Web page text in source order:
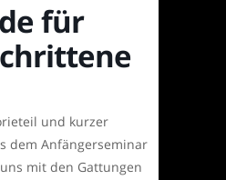
für
und kurzer
dem Anfängerseminar
mit den Gattungen